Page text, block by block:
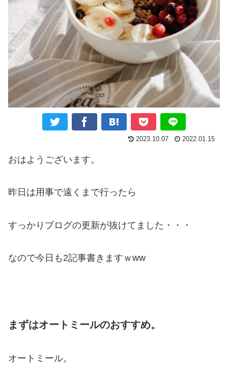
2023.10.07 2022.01.15
おはようございます。
昨日は用事で遠くまで行ったら
すっかりブログの更新が抜けてました・・・
なので今日も2記事書きますｗww
まずはオートミールのおすすめ。
オートミール。